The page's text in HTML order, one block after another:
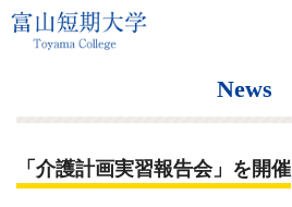
News
「介護計画実習報告会」を開催